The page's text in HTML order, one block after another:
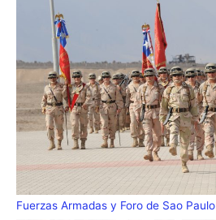
Fuerzas Armadas y Foro de Sao Paulo